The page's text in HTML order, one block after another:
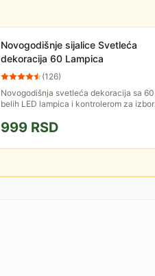
Novogodišnje sijalice Svetleća
dekoracija 60 Lampica
(126)
Novogodišnja svetleća dekoracija sa 60
belih LED lampica i kontrolerom za izbor
Fenomenalan ukras za jelku, vrata,...
999 RSD